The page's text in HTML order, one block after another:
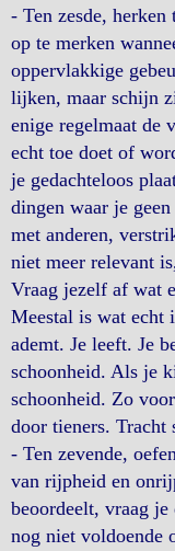
- Ten zesde,
op te merken
oppervlakkige
lijken, maar schijn
enige regelmaat de
echt toe doet of
je gedachteloos
dingen waar je
met anderen,
niet meer relevant
Vraag jezelf af wat
Meestal is wat echt
ademt. Je leeft. Je
schoonheid. Als je
schoonheid. Zo
door tieners. Tracht
- Ten zevende,
van rijpheid en
beoordeelt, vraag
nog niet voldoende